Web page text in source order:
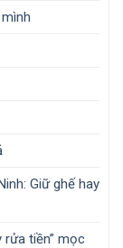
Giữ ghế hay
rửa tiền” mọc